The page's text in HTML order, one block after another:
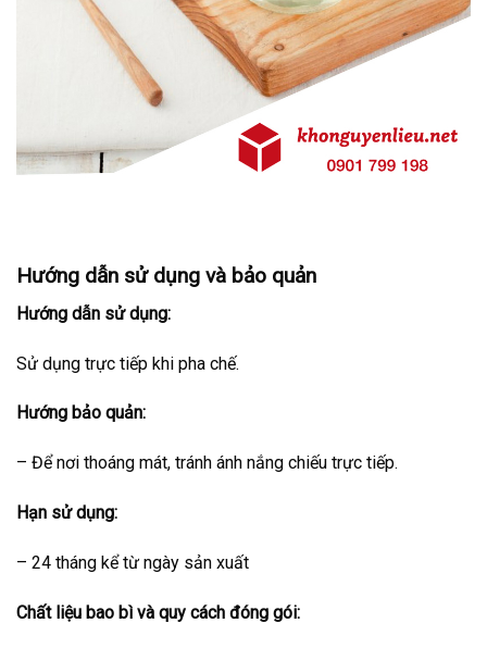
Hướng dẫn sử dụng và bảo quản
Hướng dẫn sử dụng:
Sử dụng trực tiếp khi pha chế.
Hướng bảo quản:
– Để nơi thoáng mát, tránh ánh nắng chiếu trực tiếp.
Hạn sử dụng:
– 24 tháng kể từ ngày sản xuất
Chất liệu bao bì và quy cách đóng gói: